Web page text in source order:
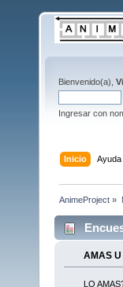
Bienvenido(a),
Ingresar con
Inicio Ayuda
AnimeProject »
AMAS
LO